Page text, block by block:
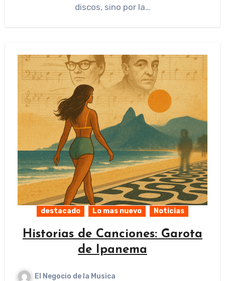
discos, sino por la…
destacado Lo mas nuevo Noticias
Historias de Canciones: Garota
de Ipanema
El Negocio de la Musica